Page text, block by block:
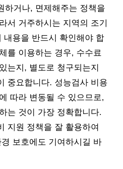
하거나, 면제해주는 정책을
서 거주하시는 지역의 조기
내용을 반드시 확인해야 합
를 이용하는 경우, 수수료
는지, 별도로 청구되는지
중요합니다. 성능검사 비용
따라 변동될 수 있으므로,
는 것이 가장 정확합니다.
지원 정책을 잘 활용하여
보호에도 기여하시길 바